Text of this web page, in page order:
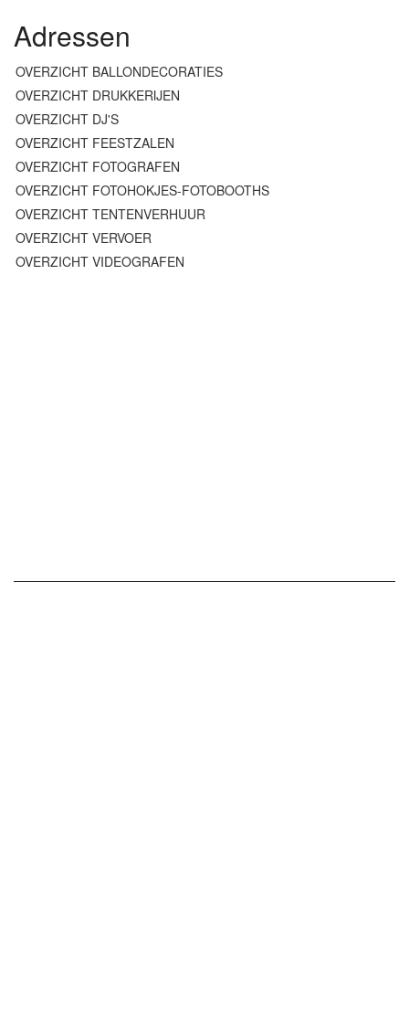
Adressen
OVERZICHT BALLONDECORATIES
OVERZICHT DRUKKERIJEN
OVERZICHT DJ'S
OVERZICHT FEESTZALEN
OVERZICHT FOTOGRAFEN
OVERZICHT FOTOHOKJES-FOTOBOOTHS
OVERZICHT TENTENVERHUUR
OVERZICHT VERVOER
OVERZICHT VIDEOGRAFEN